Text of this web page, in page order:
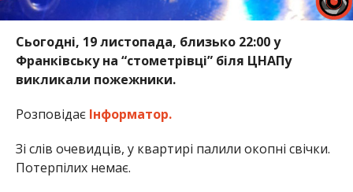
Сьогодні, 19 листопада, близько 22:00 у
Франківську на “стометрівці” біля ЦНАПу
викликали пожежники.
Розповідає Інформатор.
Зі слів очевидців, у квартирі палили окопні свічки.
Потерпілих немає.